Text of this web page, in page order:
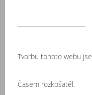
Tvorbu tohoto webu
Časem rozkošatěl.